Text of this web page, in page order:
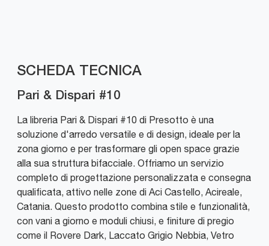
SCHEDA TECNICA
Pari & Dispari #10
La libreria Pari & Dispari #10 di Presotto è una
soluzione d'arredo versatile e di design, ideale per la
zona giorno e per trasformare gli open space grazie
alla sua struttura bifacciale. Offriamo un servizio
completo di progettazione personalizzata e consegna
qualificata, attivo nelle zone di Aci Castello, Acireale,
Catania. Questo prodotto combina stile e funzionalità,
con vani a giorno e moduli chiusi, e finiture di pregio
come il Rovere Dark, Laccato Grigio Nebbia, Vetro